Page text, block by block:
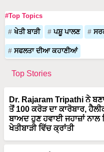
#Top Topics
ਖੇਤੀ ਬਾੜੀ ਪਸ਼ੂ ਪਾਲਣ
ਸਫਲਤਾ ਦੀਆ ਕਹਾਣੀਆਂ
Top Stories
Dr. Rajaram Tripathi ਨੇ
ਤੋਂ 100 ਕਰੋੜ ਦਾ ਕਾਰੋਬਾਰ,
ਬਾਅਦ ਹੁਣ ਹਵਾਈ ਜਹਾਜ਼ਾਂ
ਖੇਤੀਬਾੜੀ ਵਿੱਚ ਕ੍ਰਾਂਤੀ